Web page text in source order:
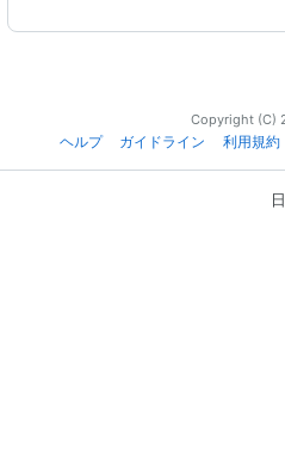
Copyright (C)
ヘルプ
ガイドライン 利用規約